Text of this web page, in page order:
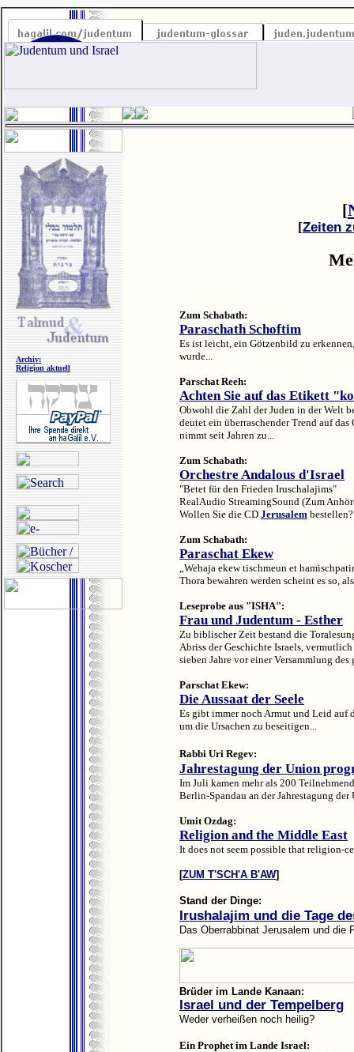
Archiv:
Religion aktuell
[
[Zeiten
Zum Schabath:
Paraschath Schoftim
Es ist leicht, ein Götzenbild zu
wurde...
Parschat Reeh:
Achten Sie auf das Etikett
Obwohl die Zahl der Juden in der Welt
deutet ein überraschender Trend auf
nimmt seit Jahren zu...
Zum Schabath:
Orchestre Andalous d'Israel
"Betet für den Frieden Iruschalajims"
RealAudio StreamingSound (Zum
Wollen Sie die CD Jerusalem bestellen?
Zum Schabath:
Paraschat Ekew
„Wehaja ekew tischmeun et
Thora bewahren werden scheint es so,
Leseprobe aus "ISHA":
Frau und Judentum - Esther
Zu biblischer Zeit bestand die
Abriss der Geschichte Israels,
sieben Jahre vor einer Versammlung des
Parschat Ekew:
Die Aussaat der Seele
Es gibt immer noch Armut und Leid auf
um die Ursachen zu beseitigen...
Rabbi Uri Regev:
Jahrestagung der Union
Im Juli kamen mehr als 200
Berlin-Spandau an der Jahrestagung
Umit Ozdag:
Religion and the Middle East
It does not seem possible that religion-
[ZUM T'SCH'A B'AW]
Stand der Dinge:
Irushalajim und die Tage
Das Oberrabbinat Jerusalem und die
Brüder im Lande Kanaan:
Israel und der Tempelberg
Weder verheißen noch heilig?
Ein Prophet im Lande Israel: